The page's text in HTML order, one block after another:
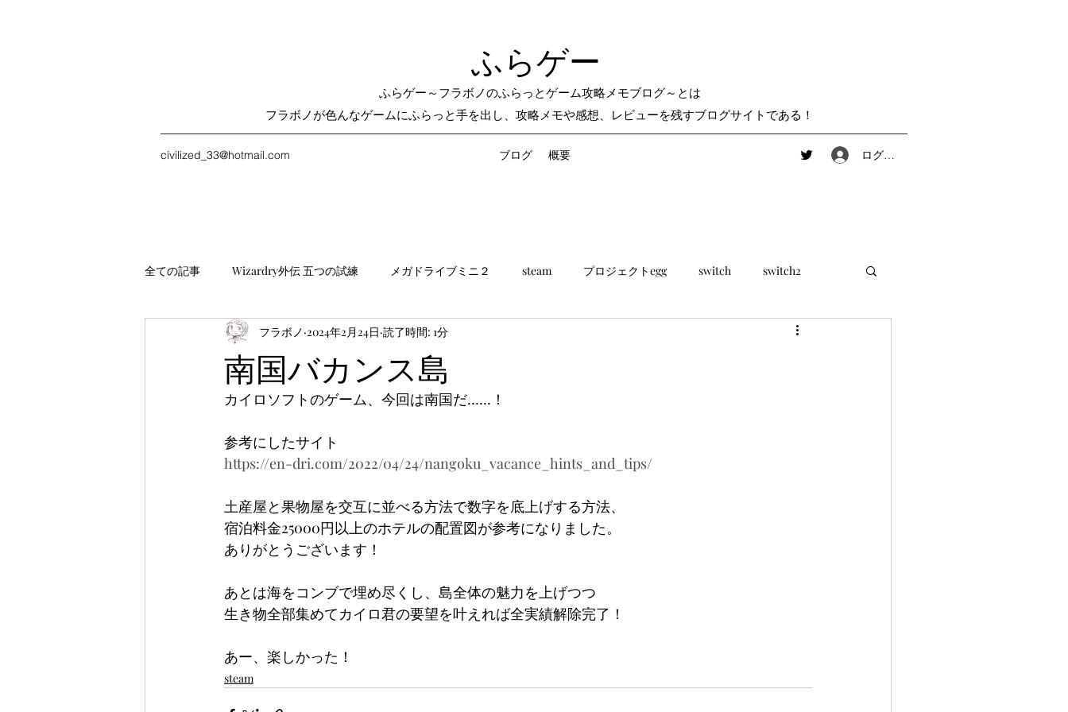
ふらゲー
ふらゲー～フラボノのふらっとゲーム攻略メモブログ～とは
フラボノが色んなゲームにふらっと手を出し、攻略メモや感想、レビューを残すブログサイトである！
civilized_33@hotmail.com ブログ 概要 ログイン
全ての記事 Wizardry外伝 五つの試練 メガドライブミニ２ steam プロジェクトegg switch switch2
南国バカンス島
フラボノ 2024年2月24日 読了時間: 1分
カイロソフトのゲーム、今回は南国だ……！
参考にしたサイト
https://en-dri.com/2022/04/24/nangoku_vacance_hints_and_tips/
土産屋と果物屋を交互に並べる方法で数字を底上げする方法、
宿泊料金25000円以上のホテルの配置図が参考になりました。
ありがとうございます！
あとは海をコンブで埋め尽くし、島全体の魅力を上げつつ
生き物全部集めてカイロ君の要望を叶えれば全実績解除完了！
あー、楽しかった！
steam